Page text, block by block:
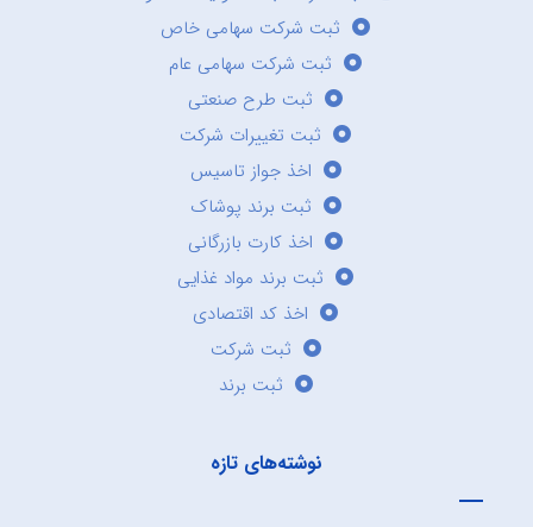
ثبت شرکت سهامی خاص
ثبت شرکت سهامی عام
ثبت طرح صنعتی
ثبت تغییرات شرکت
اخذ جواز تاسیس
ثبت برند پوشاک
اخذ کارت بازرگانی
ثبت برند مواد غذایی
اخذ کد اقتصادی
ثبت شرکت
ثبت برند
نوشته‌های تازه